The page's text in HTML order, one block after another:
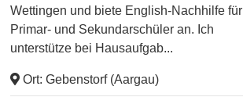
Wettingen und biete English-Nachhilfe für
Primar- und Sekundarschüler an. Ich
unterstütze bei Hausaufgab...
Ort: Gebenstorf (Aargau)